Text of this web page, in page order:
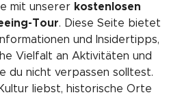
mit unserer kostenlosen
Tour. Diese Seite bietet
und Insidertipps,
Vielfalt an Aktivitäten und
du nicht verpassen solltest.
liebst, historische Orte